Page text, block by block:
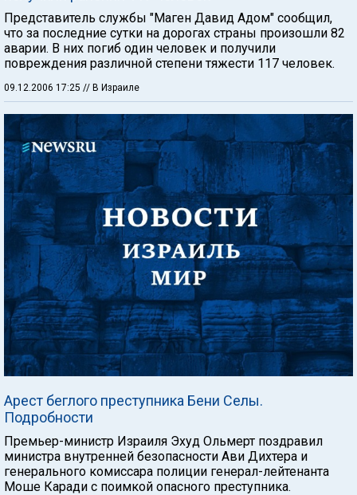
Представитель службы "Маген Давид Адом" сообщил,
что за последние сутки на дорогах страны произошли 82
аварии. В них погиб один человек и получили
повреждения различной степени тяжести 117 человек.
09.12.2006 17:25 // В Израиле
Арест беглого преступника Бени Селы.
Подробности
Премьер-министр Израиля Эхуд Ольмерт поздравил
министра внутренней безопасности Ави Дихтера и
генерального комиссара полиции генерал-лейтенанта
Моше Каради с поимкой опасного преступника.